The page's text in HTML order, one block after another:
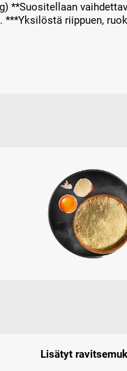
**Suositellaan
***Yksilöstä riippuen,
Lisätyt